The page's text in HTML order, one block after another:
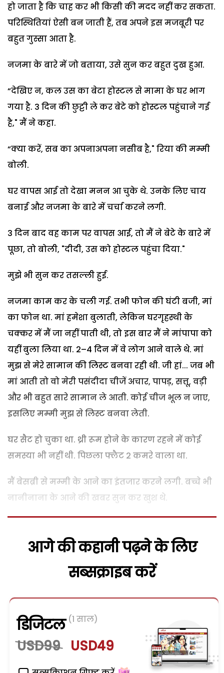
हो जाता है कि चाह कर भी किसी की मदद नहीं कर सकता.
परिस्थितियां ऐसी बन जाती हैं, तब अपने इस मजबूरी पर
बहुत गुस्सा आता है.
नजमा के बारे में जो बताया, उसे सुन कर बहुत दुख हुआ.
“देखिए न, कल उस का बेटा होस्टल से मामा के घर भाग
गया है. 3 दिन की छुट्टी ले कर बेटे को होस्टल पहुंचाने गई
है," मैं ने कहा.
“क्या करें, सब का अपनाअपना नसीब है," रिया की मम्मी
बोली.
घर वापस आई तो देखा मनन आ चुके थे. उनके लिए चाय
बनाई और नजमा के बारे में चर्चा करने लगी.
3 दिन बाद वह काम पर वापस आई, तो मैं ने बेटे के बारे में
पूछा, तो बोली, "दीदी, उस को होस्टल पहुंचा दिया."
मुझे भी सुन कर तसल्ली हुई.
नजमा काम कर के चली गई. तभी फोन की घंटी बजी, मां
का फोन था. मां हमेशा बुलाती, लेकिन घरगृहस्थी के
चक्कर में मैं जा नहीं पाती थी, तो इस बार मैं ने मांपापा को
यहीं बुला लिया था. 2–4 दिन में वे लोग आने वाले थे. मां
मुझ से मेरे सामान की लिस्ट बनवा रही थी. जी हां... जब भी
मां आती तो वो मेरी पसंदीदा चीजें अचार, पापड़, सत्तू, वड़ी
और भी बहुत सारे सामान ले आती. कोई चीज भूल न जाए,
इसलिए मम्मी मुझ से लिस्ट बनवा लेती.
घर सैट हो चुका था. थ्री रूम होने के कारण रहने में कोई
समस्या भी नहीं थी. पिछला फ्लैट 2 कमरे वाला था.
मैं बेसब्री से मम्मी के आने का इंतजार करने लगी. बच्चे भी
नानीनाना के आने की खबर सुन कर खुश थे.
आगे की कहानी पढ़ने के लिए
सब्सक्राइब करें
डिजिटल (1 साल)
USD99 USD49